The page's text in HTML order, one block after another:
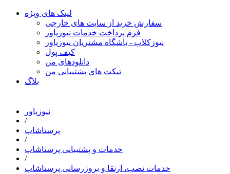
لینک های ویژه
سفارش خرید از سایت های خارجی
فرم پرداخت خدمات نیوزپاور
نیوزکلاب - باشگاه مشتریان نیوزپاور
کیف پول
دانلودهای من
تیکت های پشتیبانی من
بلاگ
نیوزپاور
/
پرستاشاپ
/
خدمات و پشتیبانی پرستاشاپ
/
خدمات نصب، ارتقا و بروزرسانی پرستاشاپ